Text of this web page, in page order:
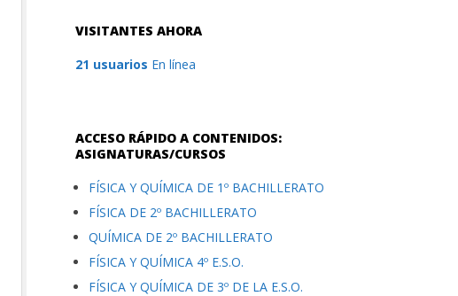
VISITANTES AHORA
21 usuarios En línea
ACCESO RÁPIDO A CONTENIDOS:
ASIGNATURAS/CURSOS
FÍSICA Y QUÍMICA DE 1º BACHILLERATO
FÍSICA DE 2º BACHILLERATO
QUÍMICA DE 2º BACHILLERATO
FÍSICA Y QUÍMICA 4º E.S.O.
FÍSICA Y QUÍMICA DE 3º DE LA E.S.O.